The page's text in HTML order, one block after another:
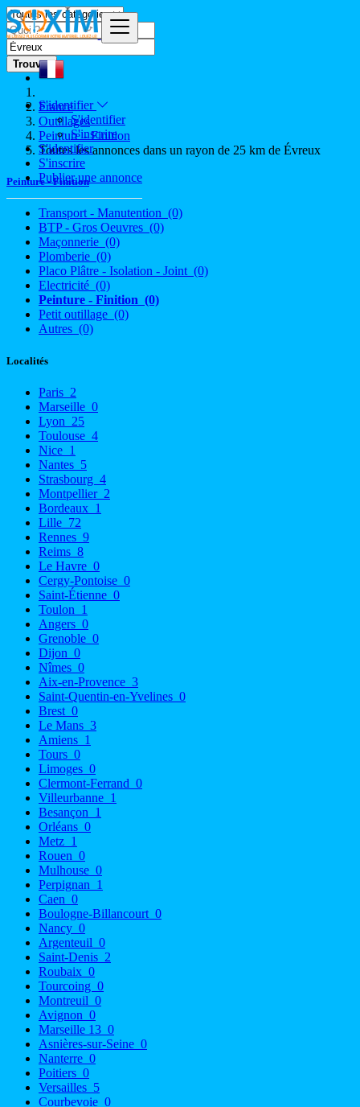
S'identifier
S'identifier
S'inscrire
S'identifier
S'inscrire
Publier une annonce
Trouver
France
Outillages
Peinture - Finition
Toutes les annonces dans un rayon de 25 km de Évreux
Peinture - Finition
Transport - Manutention (0)
BTP - Gros Oeuvres (0)
Maçonnerie (0)
Plomberie (0)
Placo Plâtre - Isolation - Joint (0)
Electricité (0)
Peinture - Finition (0)
Petit outillage (0)
Autres (0)
Localités
Paris 2
Marseille 0
Lyon 25
Toulouse 4
Nice 1
Nantes 5
Strasbourg 4
Montpellier 2
Bordeaux 1
Lille 72
Rennes 9
Reims 8
Le Havre 0
Cergy-Pontoise 0
Saint-Étienne 0
Toulon 1
Angers 0
Grenoble 0
Dijon 0
Nîmes 0
Aix-en-Provence 3
Saint-Quentin-en-Yvelines 0
Brest 0
Le Mans 3
Amiens 1
Tours 0
Limoges 0
Clermont-Ferrand 0
Villeurbanne 1
Besançon 1
Orléans 0
Metz 1
Rouen 0
Mulhouse 0
Perpignan 1
Caen 0
Boulogne-Billancourt 0
Nancy 0
Argenteuil 0
Saint-Denis 2
Roubaix 0
Tourcoing 0
Montreuil 0
Avignon 0
Marseille 13 0
Asnières-sur-Seine 0
Nanterre 0
Poitiers 0
Versailles 5
Courbevoie 0